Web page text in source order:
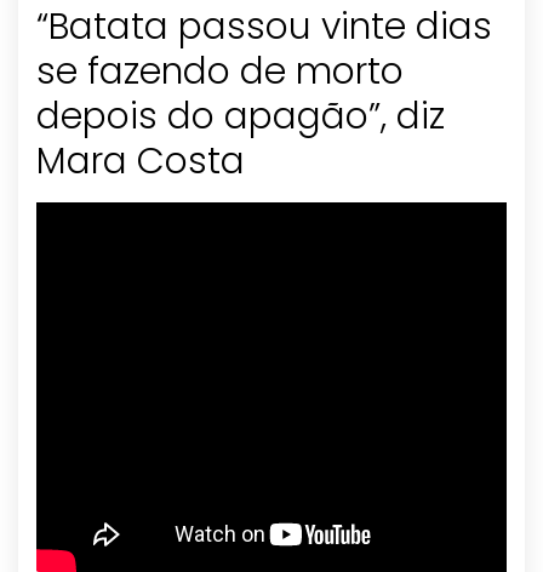
“Batata passou vinte dias
se fazendo de morto
depois do apagão”, diz
Mara Costa